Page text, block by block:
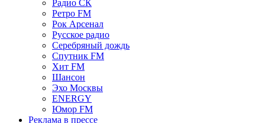
Радио СК
Ретро FM
Рок Арсенал
Русское радио
Серебряный дождь
Спутник FM
Хит FM
Шансон
Эхо Москвы
ENERGY
Юмор FM
Реклама в прессе